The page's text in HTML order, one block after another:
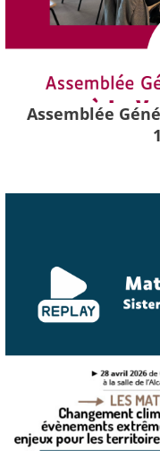
Assemblée